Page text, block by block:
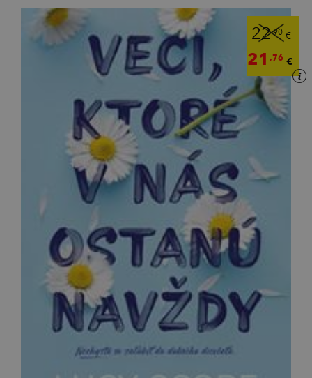
22,90 €
21,76 €